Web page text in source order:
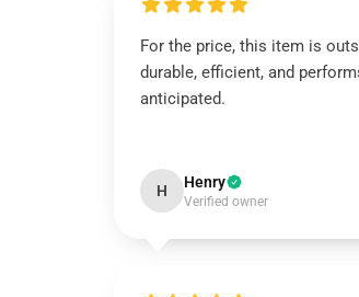
For the price, this item is
durable, efficient, and
anticipated.
H Henry
Verified owner